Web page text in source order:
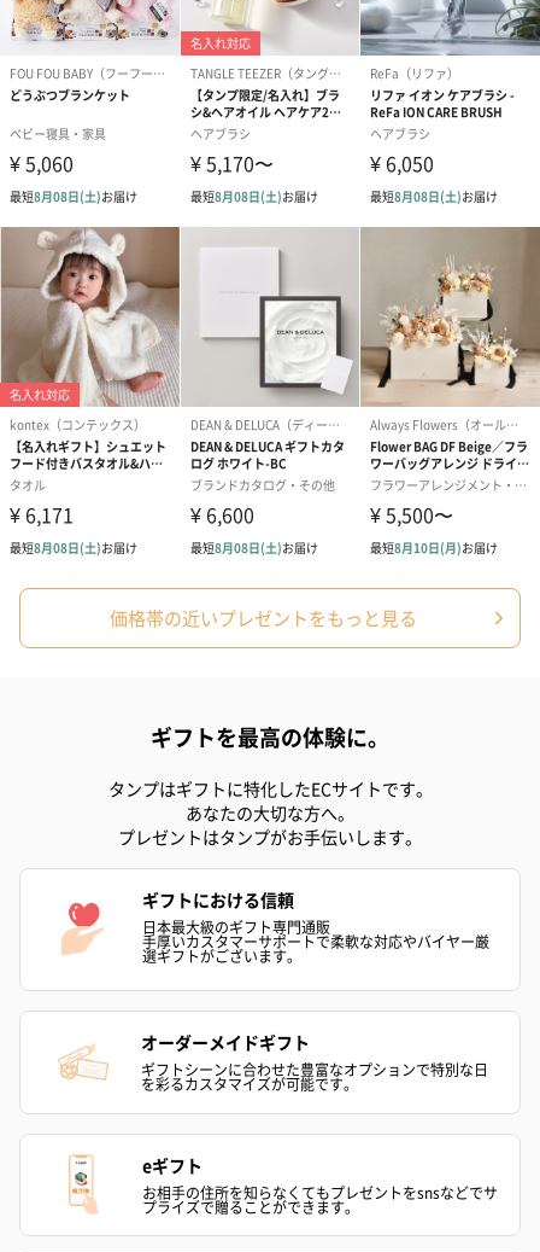
価格帯の近いプレゼントをもっと見る
ギフトを最高の体験に。
タンプはギフトに特化したECサイトです。
あなたの大切な方へ。
プレゼントはタンプがお手伝いします。
ギフトにおける信頼
日本最大級のギフト専門通販
手厚いカスタマーサポートで柔軟な対応やバイヤー厳
選ギフトがございます。
オーダーメイドギフト
ギフトシーンに合わせた豊富なオプションで特別な日
を彩るカスタマイズが可能です。
eギフト
お相手の住所を知らなくてもプレゼントをsnsなどでサ
プライズで贈ることができます。